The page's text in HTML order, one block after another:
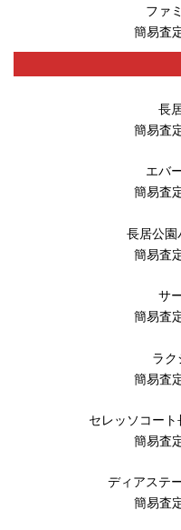
ファ
簡易査
長
簡易査
エバ
簡易査
長居公園
簡易査
サ
簡易査
ラク
簡易査
セレッソコー
簡易査
ディアステ
簡易査